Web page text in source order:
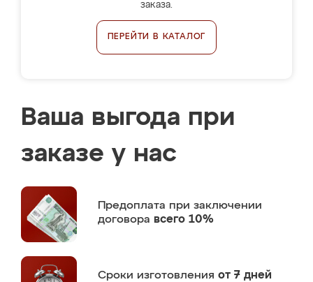
заказа.
ПЕРЕЙТИ В КАТАЛОГ
Ваша выгода при
заказе у нас
Предоплата при заключении
договора всего 10%
Сроки изготовления от 7 дней